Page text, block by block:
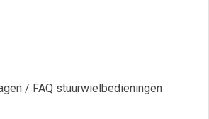
/ FAQ stuurwielbedieningen